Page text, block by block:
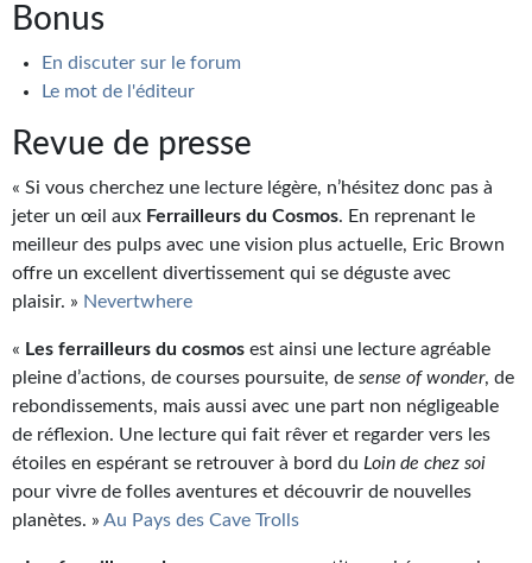
Bonus
En discuter sur le forum
Le mot de l'éditeur
Revue de presse
« Si vous cherchez une lecture légère, n’hésitez donc pas à
jeter un œil aux Ferrailleurs du Cosmos. En reprenant le
meilleur des pulps avec une vision plus actuelle, Eric Brown
offre un excellent divertissement qui se déguste avec
plaisir. » Nevertwhere
« Les ferrailleurs du cosmos est ainsi une lecture agréable
pleine d’actions, de courses poursuite, de sense of wonder, de
rebondissements, mais aussi avec une part non négligeable
de réflexion. Une lecture qui fait rêver et regarder vers les
étoiles en espérant se retrouver à bord du Loin de chez soi
pour vivre de folles aventures et découvrir de nouvelles
planètes. » Au Pays des Cave Trolls